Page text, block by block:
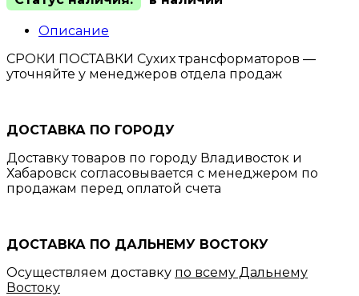
Описание
СРОКИ ПОСТАВКИ Сухих трансформаторов —
уточняйте у менеджеров отдела продаж
ДОСТАВКА ПО ГОРОДУ
Доставку товаров по городу Владивосток и
Хабаровск согласовывается с менеджером по
продажам перед оплатой счета
ДОСТАВКА ПО ДАЛЬНЕМУ ВОСТОКУ
Осуществляем доставку по всему Дальнему
Востоку